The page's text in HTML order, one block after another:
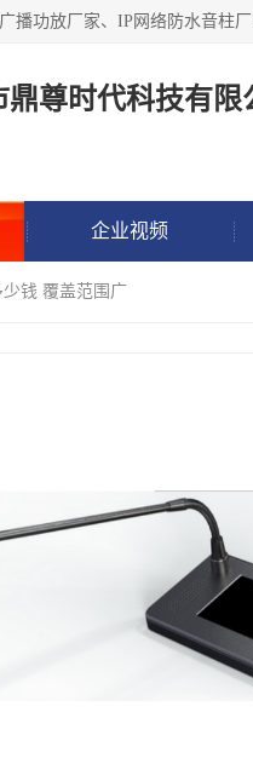
鼎尊时代科技有限
企业视频
钱 覆盖范围广